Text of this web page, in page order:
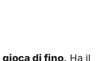
gioca di fino . Ha il